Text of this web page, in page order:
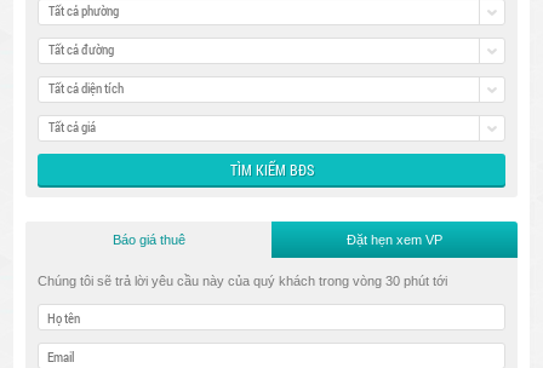
Tất cả phường
Tất cả đường
Tất cả diện tích
Tất cả giá
Báo giá thuê Đặt hẹn xem VP
Chúng tôi sẽ trả lời yêu cầu này của quý khách trong vòng 30 phút tới